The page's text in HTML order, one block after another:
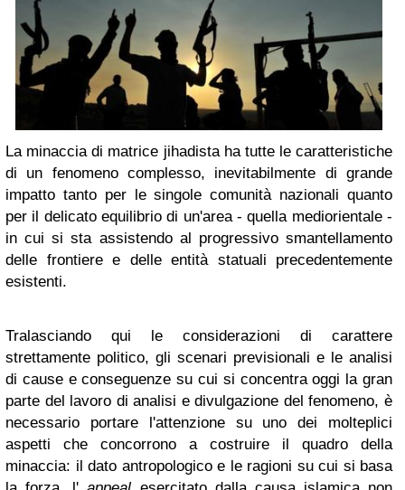
La minaccia di matrice jihadista ha tutte le caratteristiche
di un fenomeno complesso, inevitabilmente di grande
impatto tanto per le singole comunità nazionali quanto
per il delicato equilibrio di un'area - quella mediorientale -
in cui si sta assistendo al progressivo smantellamento
delle frontiere e delle entità statuali precedentemente
esistenti.
Tralasciando qui le considerazioni di carattere
strettamente politico, gli scenari previsionali e le analisi
di cause e conseguenze su cui si concentra oggi la gran
parte del lavoro di analisi e divulgazione del fenomeno, è
necessario portare l'attenzione su uno dei molteplici
aspetti che concorrono a costruire il quadro della
minaccia: il dato antropologico e le ragioni su cui si basa